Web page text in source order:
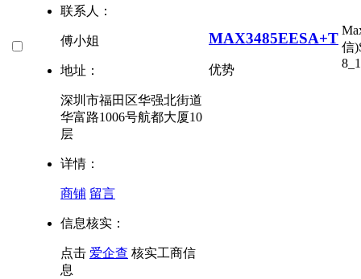
联系人：
傅小姐
地址：
深圳市福田区华强北街道
华富路1006号航都大厦10
层
详情：
商铺 留言
信息核实：
点击 爱企查 核实工商信
息
MAX3485EESA+T
优势
信)